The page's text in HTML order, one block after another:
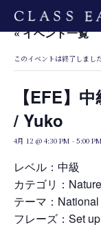
Home
Nature
« イベント一覧
このイベントは終了しました
【EFE】
/ Yuko
4月 12 @ 4:30 PM - 5:00 PM
レベル：中級
カテゴリ：
テーマ：
フレーズ：Set